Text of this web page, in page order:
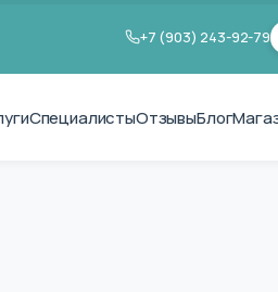
+7 (903) 243-92-79
СпециалистыОтзывыБлог